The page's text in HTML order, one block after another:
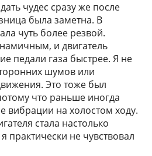
чудес сразу же после
была заметна. В
чуть более резвой.
и двигатель
педали газа быстрее. Я не
шумов или
Это тоже был
что раньше иногда
вибрации на холостом ходу.
стала настолько
практически не чувствовал